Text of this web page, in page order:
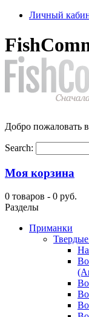
Личный
Добро пожаловать
Search:
Моя корзина
0 товаров - 0 руб.
Разделы
Приманки